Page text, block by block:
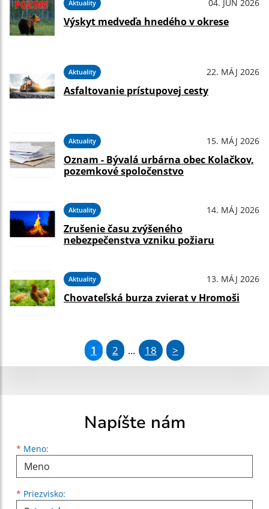
Aktuality 04. JÚN 2026
Výskyt medveďa hnedého v okrese
Aktuality 22. MÁJ 2026
Asfaltovanie prístupovej cesty
Aktuality 15. MÁJ 2026
Oznam - Bývalá urbárna obec Kolačkov,
pozemkové spoločenstvo
Aktuality 14. MÁJ 2026
Zrušenie času zvýšeného
nebezpečenstva vzniku požiaru
Aktuality 13. MÁJ 2026
Chovateľská burza zvierat v Hromoši
1 2 ... 18 >
Napíšte nám
* Meno:
Meno
* Priezvisko:
Priezvisko
E-mailová adresa